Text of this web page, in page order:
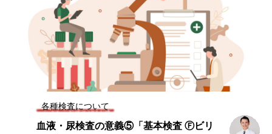
各種検査について
血液・尿検査の意義⑤「基本検査 Ⓕビリ